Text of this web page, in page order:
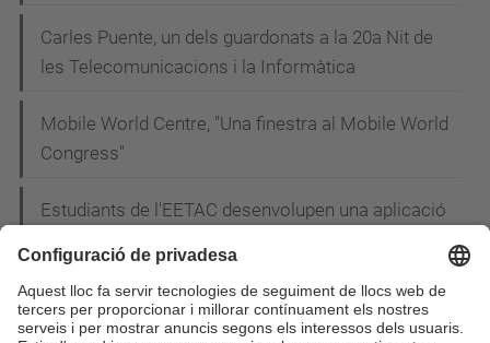
Carles Puente, un dels guardonats a la 20a Nit de
les Telecomunicacions i la Informàtica
Mobile World Centre, "Una finestra al Mobile World
Congress"
Estudiants de l'EETAC desenvolupen una aplicació
curs
Dilluns 27 d'Abril - Conferència: "Ús de la